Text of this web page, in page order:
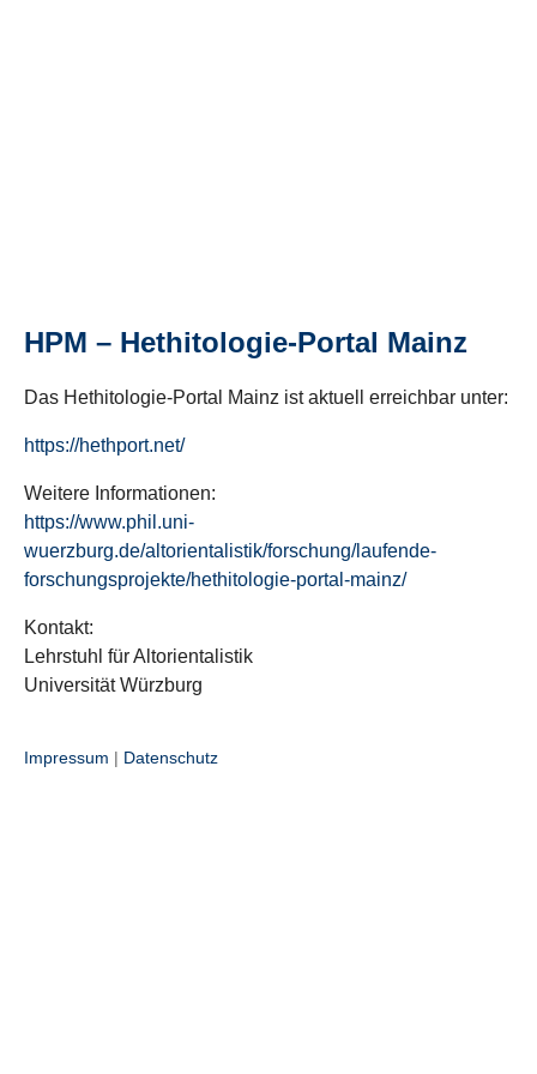
HPM – Hethitologie-Portal Mainz
Das Hethitologie-Portal Mainz ist aktuell erreichbar unter:
https://hethport.net/
Weitere Informationen:
https://www.phil.uni-
wuerzburg.de/altorientalistik/forschung/laufende-
forschungsprojekte/hethitologie-portal-mainz/
Kontakt:
Lehrstuhl für Altorientalistik
Universität Würzburg
Impressum | Datenschutz